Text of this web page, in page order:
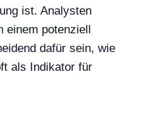
ist. Analysten
potenziell
dafür sein, wie
als Indikator für